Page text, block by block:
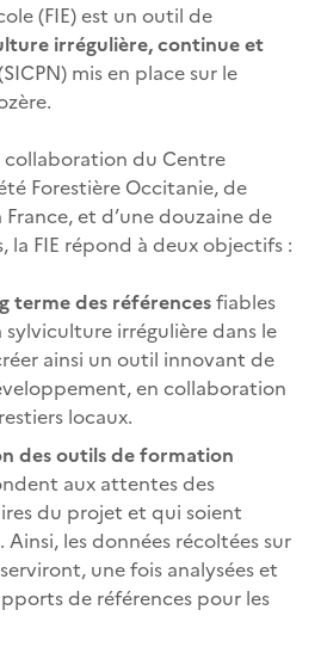
(FIE) est un outil de
irrégulière, continue et
mis en place sur le
collaboration du Centre
Forestière Occitanie, de
France, et d’une douzaine de
la FIE répond à deux objectifs :
terme des référencesfiables
irrégulière dans le
ainsi un outil innovant de
en collaboration
locaux.
des outils de formation
aux attentes des
du projet et qui soient
les données récoltées sur
une fois analysées et
de références pour les